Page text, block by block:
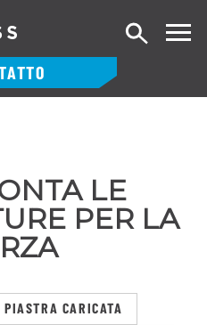
Ricerca
LE
PER LA
PIASTRA CARICATA